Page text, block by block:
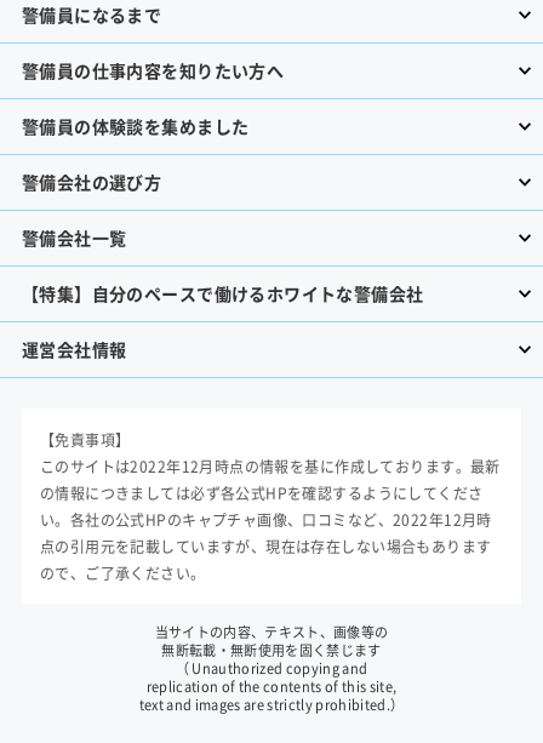
警備員になるまで
警備員の仕事内容を知りたい方へ
警備員の体験談を集めました
警備会社の選び方
警備会社一覧
【特集】自分のペースで働けるホワイトな警備会社
運営会社情報
【免責事項】
このサイトは2022年12月時点の情報を基に作成しております。最新
の情報につきましては必ず各公式HPを確認するようにしてくださ
い。各社の公式HPのキャプチャ画像、口コミなど、2022年12月時
点の引用元を記載していますが、現在は存在しない場合もあります
ので、ご了承ください。
当サイトの内容、テキスト、画像等の
無断転載・無断使用を固く禁じます
（ Unauthorized copying and
replication of the contents of this site,
text and images are strictly prohibited.）